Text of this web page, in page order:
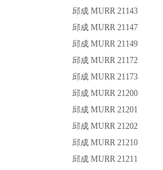
邱成 MURR 21143
邱成 MURR 21147
邱成 MURR 21149
邱成 MURR 21172
邱成 MURR 21173
邱成 MURR 21200
邱成 MURR 21201
邱成 MURR 21202
邱成 MURR 21210
邱成 MURR 21211